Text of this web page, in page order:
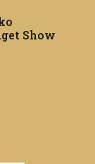
Show